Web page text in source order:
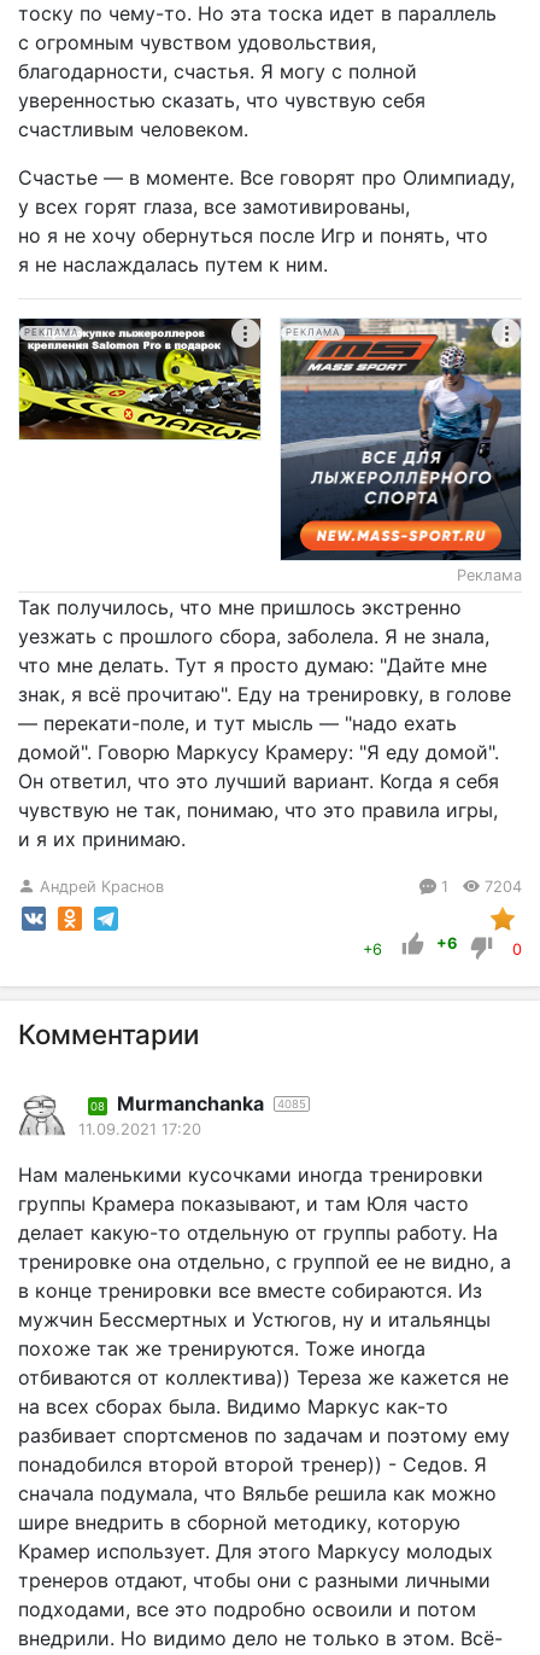
тоску по чему-то. Но эта тоска идет в параллель
с огромным чувством удовольствия,
благодарности, счастья. Я могу с полной
уверенностью сказать, что чувствую себя
счастливым человеком.
Счастье — в моменте. Все говорят про Олимпиаду,
у всех горят глаза, все замотивированы,
но я не хочу обернуться после Игр и понять, что
я не наслаждалась путем к ним.
РЕКЛАМА РЕКЛАМА
Реклама
Так получилось, что мне пришлось экстренно
уезжать с прошлого сбора, заболела. Я не знала,
что мне делать. Тут я просто думаю: "Дайте мне
знак, я всё прочитаю". Еду на тренировку, в голове
— перекати-поле, и тут мысль — "надо ехать
домой". Говорю Маркусу Крамеру: "Я еду домой".
Он ответил, что это лучший вариант. Когда я себя
чувствую не так, понимаю, что это правила игры,
и я их принимаю.
Андрей Краснов 1 7204
+6 +6 0
Комментарии
08 Murmanchanka 4085
11.09.2021 17:20
Нам маленькими кусочками иногда тренировки
группы Крамера показывают, и там Юля часто
делает какую-то отдельную от группы работу. На
тренировке она отдельно, с группой ее не видно, а
в конце тренировки все вместе собираются. Из
мужчин Бессмертных и Устюгов, ну и итальянцы
похоже так же тренируются. Тоже иногда
отбиваются от коллектива)) Тереза же кажется не
на всех сборах была. Видимо Маркус как-то
разбивает спортсменов по задачам и поэтому ему
понадобился второй второй тренер)) - Седов. Я
сначала подумала, что Вяльбе решила как можно
шире внедрить в сборной методику, которую
Крамер использует. Для этого Маркусу молодых
тренеров отдают, чтобы они с разными личными
подходами, все это подробно освоили и потом
внедрили. Но видимо дело не только в этом. Всё-